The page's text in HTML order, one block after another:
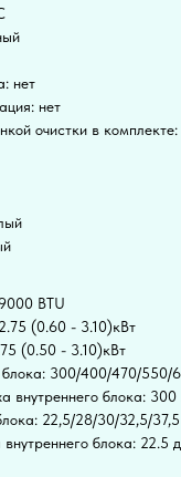
нет
нет
очистки в
BTU
(0.60 - 3.10)кВт
(0.50 - 3.10)кВт
блока: 300/400/470/550/
внутреннего блока:
22,5/28/30/32,5/
блока: 22.5